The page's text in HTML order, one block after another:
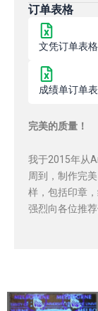
订单表格
文凭订单表格
成绩单订单
完美的质量！
我于2015年从
周到，制作完
样，包括印章
强烈向各位推荐